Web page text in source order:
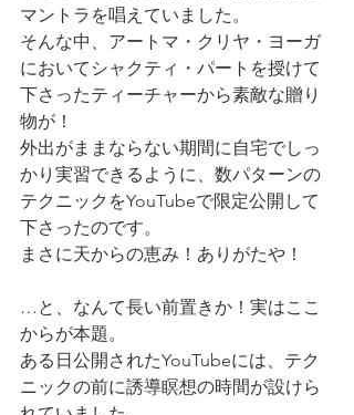
マントラを唱えていました。
そんな中、アートマ・クリヤ・ヨーガ
においてシャクティ・パートを授けて
下さったティーチャーから素敵な贈り
物が！
外出がままならない期間に自宅でしっ
かり実習できるように、数パターンの
テクニックをYouTubeで限定公開して
下さったのです。
まさに天からの恵み！ありがたや！
…と、なんて長い前置きか！実はここ
からが本題。
ある日公開されたYouTubeには、テク
ニックの前に誘導瞑想の時間が設けら